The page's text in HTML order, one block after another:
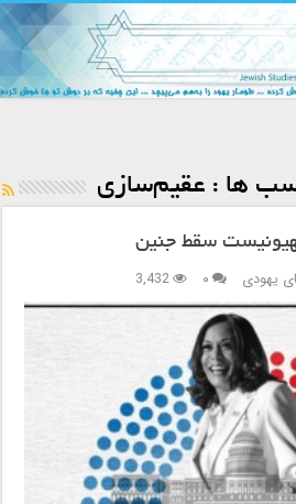
ها :عقیم‌سازی
سقط جنین
یهودی ۰ 3,432